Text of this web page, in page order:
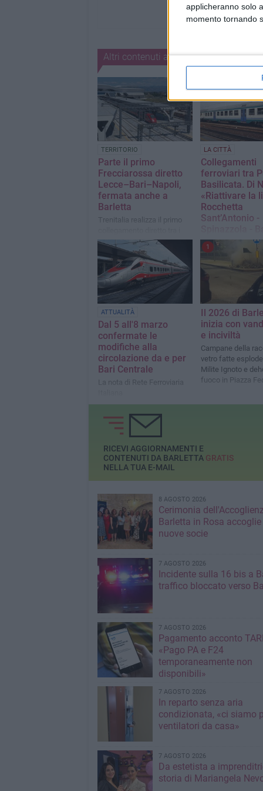
applicheranno solo
momento tornando
Altri contenuti a tema
TERRITORIO
Parte il primo
Frecciarossa diretto
Lecce–Bari–Napoli,
fermata anche a
Barletta
Trenitalia realizza il primo
due capoluoghi di Puglia e
Campania
LA CITTÀ
Collegamenti
ferroviari tra
Basilicata. Di
«Riattivare la
Rocchetta
Sant’Antonio -
La nota del
comunale di
consigliere
ATTUALITÀ
Dal 5 all'8 marzo
confermate le
modifiche alla
circolazione da e per
Bari Centrale
La nota di Rete Ferroviaria
1
Il 2026 di
inizia con
e inciviltà
Campane della
vetro fatte
Milite Ignoto e
fuoco in Piazza
RICEVI AGGIORNAMENTI E
CONTENUTI DA BARLETTA GRATIS
NELLA TUA E-MAIL
8 AGOSTO 2026
Cerimonia
Barletta in Rosa accoglie
nuove socie
7 AGOSTO 2026
Incidente sulla 16 bis a
traffico bloccato verso
7 AGOSTO 2026
Pagamento acconto
«Pago PA e F24
temporaneamente non
disponibili»
7 AGOSTO 2026
In reparto senza aria
condizionata, «ci siamo
ventilatori da casa»
7 AGOSTO 2026
Da estetista a
storia di Mariangela